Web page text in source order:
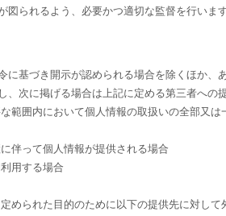
られるよう、必要かつ適切な監督を行います
に基づき開示が認められる場合を除くほか、
次に掲げる場合は上記に定める第三者への
範囲内において個人情報の取扱いの全部又
伴って個人情報が提供される場合
用する場合
められた目的のために以下の提供先に対し